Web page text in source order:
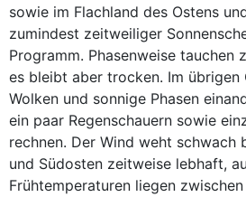
sowie im Flachland des Ostens
zumindest zeitweiliger
Programm. Phasenweise tauchen
es bleibt aber trocken. Im übrigen
Wolken und sonnige Phasen
ein paar Regenschauern sowie
rechnen. Der Wind weht schwach
und Südosten zeitweise lebhaft,
Frühtemperaturen liegen